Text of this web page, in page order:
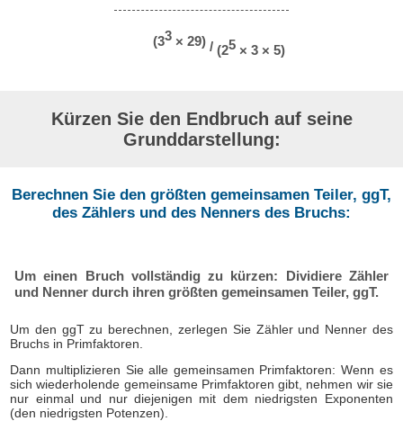
(33× 29)/ (25× 3 × 5)
Kürzen Sie den Endbruch auf seine
Grunddarstellung:
Berechnen Sie den größten gemeinsamen Teiler, ggT,
des Zählers und des Nenners des Bruchs:
Um einen Bruch vollständig zu kürzen: Dividiere Zähler
und Nenner durch ihren größten gemeinsamen Teiler, ggT.
Um den ggT zu berechnen, zerlegen Sie Zähler und Nenner des
Bruchs in Primfaktoren.
Dann multiplizieren Sie alle gemeinsamen Primfaktoren: Wenn es
sich wiederholende gemeinsame Primfaktoren gibt, nehmen wir sie
nur einmal und nur diejenigen mit dem niedrigsten Exponenten
(den niedrigsten Potenzen).